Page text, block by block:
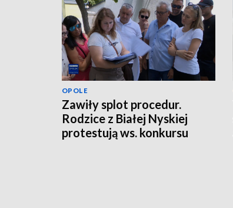
OPOLE
Zawiły splot procedur.
Rodzice z Białej Nyskiej
protestują ws. konkursu